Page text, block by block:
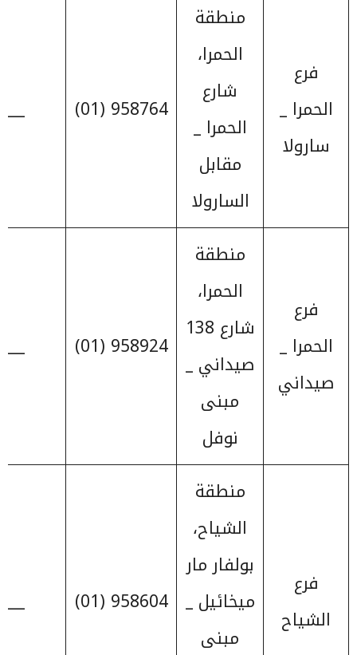
فرع
الحمرا _
سارولا
منطقة
الحمرا،
شارع
الحمرا _
مقابل
السارولا
958764 (01)
فرع
الحمرا _
صيداني
منطقة
الحمرا،
شارع 138
صيداني _
مبنى
نوفل
958924 (01)
فرع
الشياح
منطقة
الشياح،
بولفار مار
ميخائيل _
مبنى
958604 (01)